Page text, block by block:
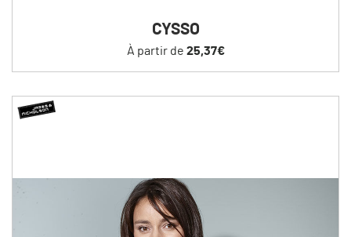
CYSSO
À partir de 25,37€